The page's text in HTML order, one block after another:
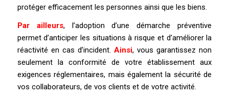
protéger efficacement les personnes ainsi que les biens.
Par ailleurs, l’adoption d’une démarche préventive
permet d’anticiper les situations à risque et d’améliorer la
réactivité en cas d’incident.Ainsi, vous garantissez non
seulement la conformité de votre établissement aux
exigences réglementaires, mais également la sécurité de
vos collaborateurs, de vos clients et de votre activité.